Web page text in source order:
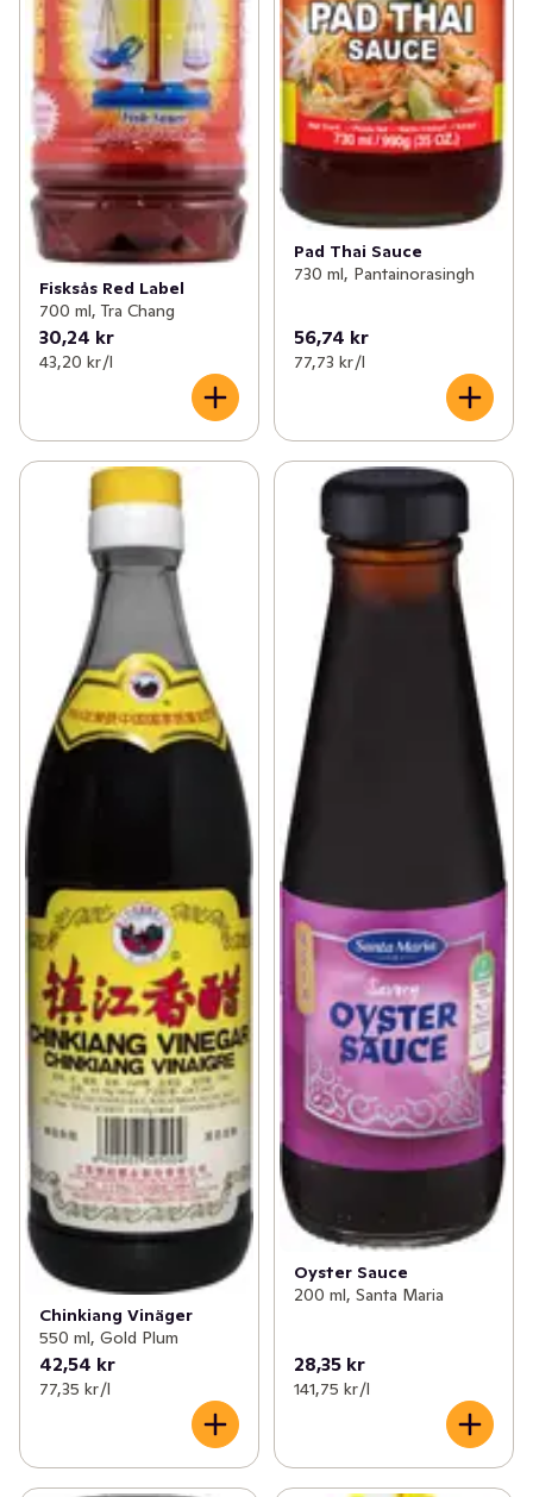
Fisksås Red Label
700 ml, Tra Chang
30,24 kr
43,20 kr /l
Pad Thai Sauce
730 ml, Pantainorasingh
56,74 kr
77,73 kr /l
Chinkiang Vinäger
550 ml, Gold Plum
42,54 kr
77,35 kr /l
Oyster Sauce
200 ml, Santa Maria
28,35 kr
141,75 kr /l